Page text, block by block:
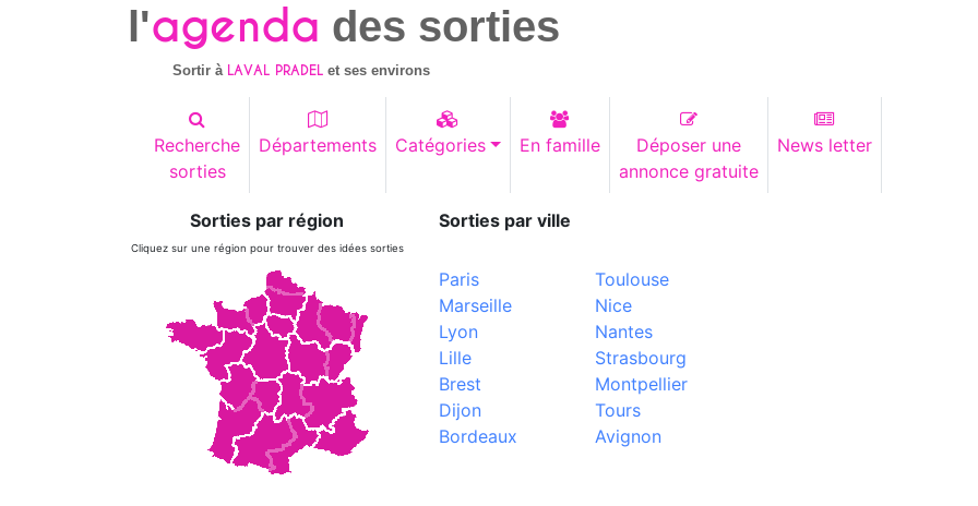
l'agenda des sorties
Sortir à LAVAL PRADEL et ses environs
Recherche
sorties
Départements Catégories En famille
Déposer une
annonce gratuite
News letter
Sorties par région
Cliquez sur une région pour trouver des idées sorties
Sorties par ville
Paris
Marseille
Lyon
Lille
Brest
Dijon
Bordeaux
Toulouse
Nice
Nantes
Strasbourg
Montpellier
Tours
Avignon